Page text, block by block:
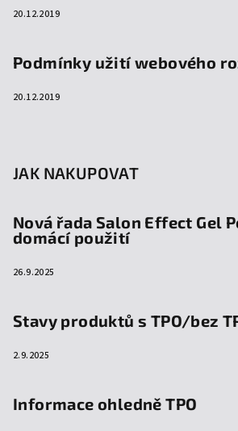
20.12.2019
Podmínky užití webového
20.12.2019
JAK NAKUPOVAT
Nová řada Salon Effect Gel
domácí použití
26.9.2025
Stavy produktů s TPO/bez
2.9.2025
Informace ohledně TPO